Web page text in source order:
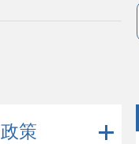
政策